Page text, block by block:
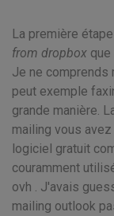
La première
from dropbox
Je ne comprends
peut exemple
grande manière.
mailing vous
logiciel gratuit
couramment
ovh . J'avais
mailing outlook